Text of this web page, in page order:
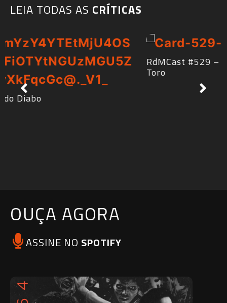
LEIA TODAS AS CRÍTICAS​
RdMCast #529 – Frankenstein de Guillermo del
Toro
OUÇA AGORA
ASSINE NO SPOTIFY